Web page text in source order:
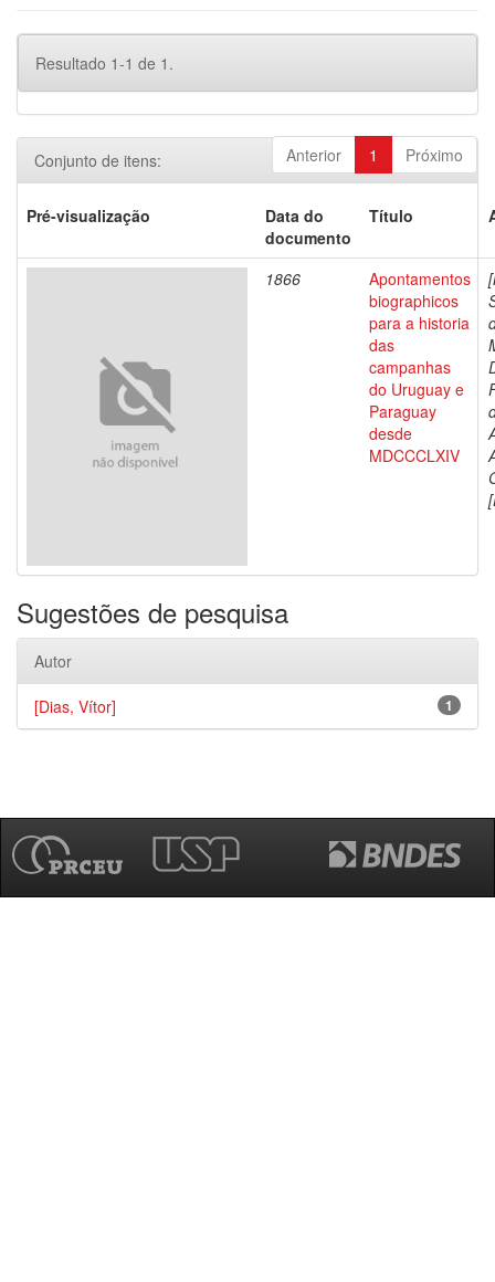
Resultado 1-1 de 1.
Anterior 1 Próximo
Conjunto de itens:
Pré-visualização
Data do
documento
Título
1866
Apontamentos
biographicos
para a historia
das
campanhas
do Uruguay e
Paraguay
desde
MDCCCLXIV
Sugestões de pesquisa
Autor
1
[Dias, Vítor]